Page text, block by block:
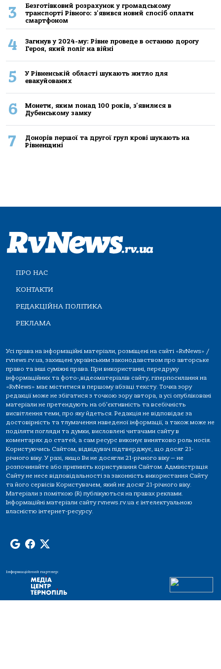
3
Безготівковий розрахунок у громадському
транспорті Рівного: з'явився новий спосіб оплати
смартфоном
4
Загинув у 2024-му: Рівне проведе в останню дорогу
Героя, який поліг на війні
5
У Рівненській області шукають житло для
евакуйованих
6
Монети, яким понад 100 років, з'явилися в
Дубенському замку
7
Донорів першої та другої груп крові шукають на
Рівненщині
ПРО НАС
КОНТАКТИ
РЕДАКЦІЙНА ПОЛІТИКА
РЕКЛАМА
Усі права на інформаційні матеріали, розміщені на сайті «RvNews» /
rvnews.rv.ua, захищені українським законодавством про авторське
право та інші суміжні права. При використанні, передруку
інформаційних та фото-,відеоматеріалів сайту, гіперпосилання на
«RvNews» має міститися в першому абзаці тексту. Точка зору
редакції може не збігатися з точкою зору автора, а усі опубліковані
матеріали не претендують на об'єктивність та всебічність
висвітлення теми, про яку йдеться. Редакція не відповідає за
достовірність та тлумачення наведеної інформації, а також може не
поділяти погляди та думки, висловлені читачами сайту в
коментарях до статей, а сам ресурс виконує винятково роль носія.
Користуючись Сайтом, відвідувач підтверджує, що досяг 21-
річного віку. У разі, якщо Ви не досягли 21-річного віку — не
розпочинайте або припиніть користування Сайтом. Адміністрація
Сайту не несе відповідальності за законність використання Сайту
та його сервісів Користувачем, який не досяг 21-річного віку.
Матеріали з поміткою (R) публікуються на правах реклами.
Інформаційні матеріали сайту rvnews.rv.ua є інтелектуальною
власністю інтернет-ресурсу.
Інформаційний партнер: